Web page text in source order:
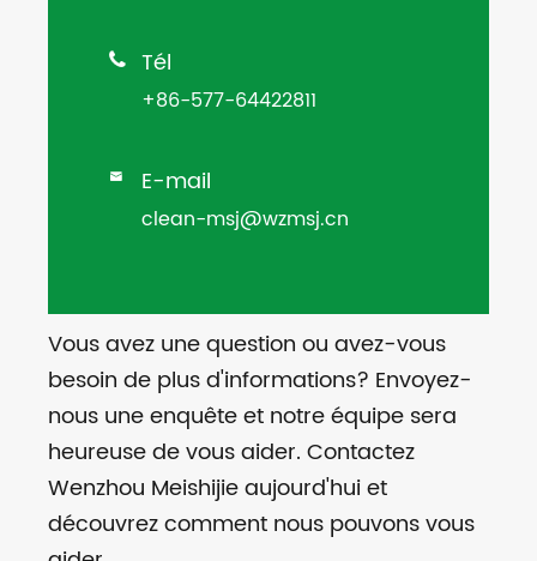
 Tél
+86-577-64422811
 E-mail
clean-msj@wzmsj.cn
Vous avez une question ou avez-vous
besoin de plus d'informations? Envoyez-
nous une enquête et notre équipe sera
heureuse de vous aider. Contactez
Wenzhou Meishijie aujourd'hui et
découvrez comment nous pouvons vous